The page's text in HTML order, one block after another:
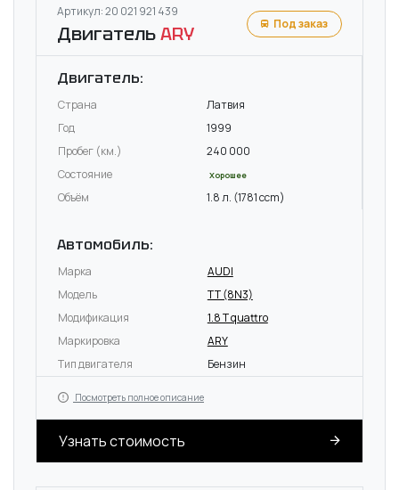
Артикул: 20 021 921 439
ДвигательARY Под заказ
Двигатель:
Страна
Латвия
Год
1999
Пробег (км.)
240 000
Состояние
Хорошее
Объём 1.8 л. (1781 ccm)
Автомобиль:
Марка
AUDI
Модель
TT (8N3)
Модификация
1.8 T quattro
Маркировка
ARY
Тип двигателя
Бензин
Посмотреть полное описание
Узнать стоимость